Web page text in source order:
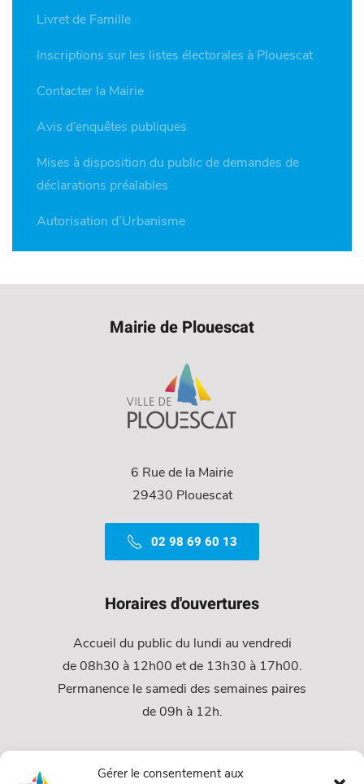
Gérer le consentement aux
Livret de Famille
Inscriptions sur les listes électorales à Plouescat
Contacter la Mairie
Avis d’enquêtes publiques
Mises à disposition du public de demandes de
déclarations préalables
Autorisation d’Urbanisme
Mairie de Plouescat
6 Rue de la Mairie
29430 Plouescat
02 98 69 60 13
Horaires d'ouvertures
Accueil du public du lundi au vendredi
de 08h30 à 12h00 et de 13h30 à 17h00.
Permanence le samedi des semaines paires
de 09h à 12h.
Services